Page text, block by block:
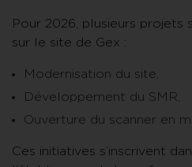
Pour 2026, plusieurs projets
sur le site de Gex :
Modernisation du site,
Développement du SMR,
Ouverture du scanner en
Ces initiatives s’inscrivent